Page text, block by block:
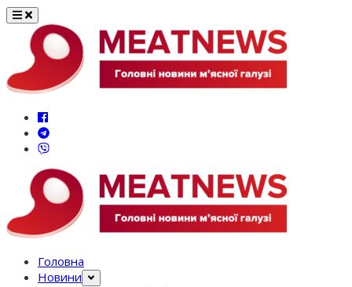
Перейти
вмісту
Головна
Новини